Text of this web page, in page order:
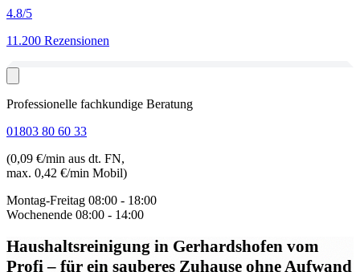
4.8/5
11.200 Rezensionen
Professionelle fachkundige Beratung
01803 80 60 33
(0,09 €/min aus dt. FN,
max. 0,42 €/min Mobil)
Montag-Freitag 08:00 - 18:00
Wochenende 08:00 - 14:00
Haushaltsreinigung in Gerhardshofen vom
Profi – für ein sauberes Zuhause ohne Aufwand